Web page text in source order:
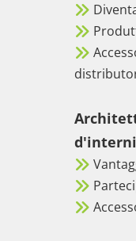
d'interni